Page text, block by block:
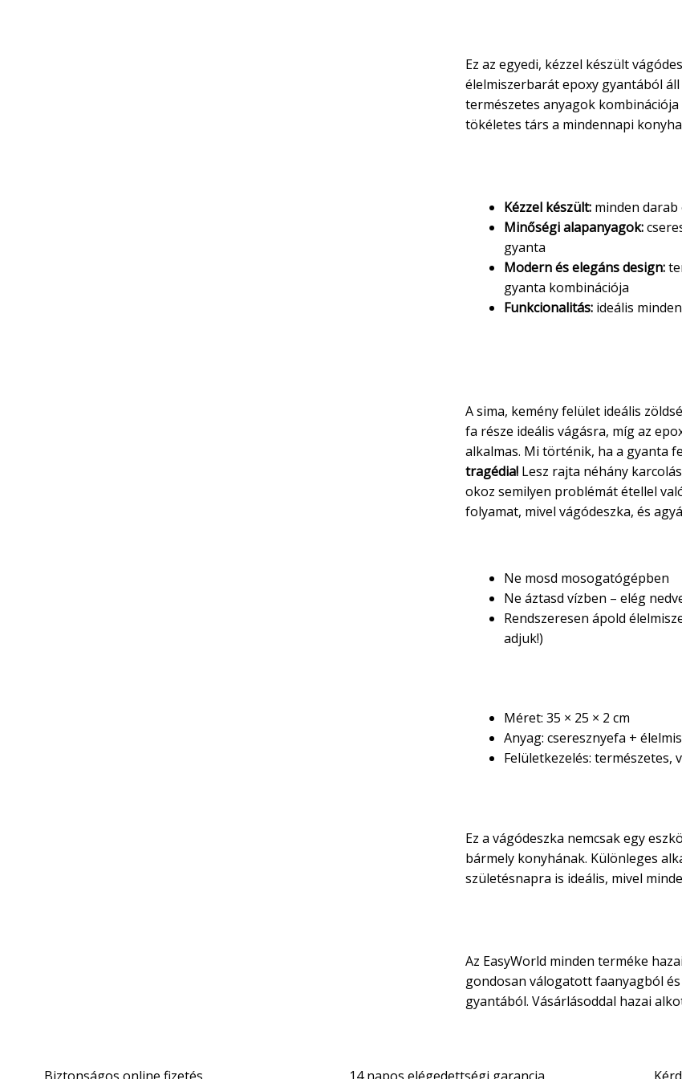
Ez az egyedi, kézzel készült
élelmiszerbarát epoxy gyantából áll
természetes anyagok
tökéletes társ a mindennapi
Kézzel készült: minden
Minőségi alapanyagok:
gyanta
Modern és elegáns design:
gyanta kombinációja
Funkcionalitás: ideális
A sima, kemény felület ideális
fa része ideális vágásra, míg az
alkalmas. Mi történik, ha a gyanta
tragédia! Lesz rajta néhány
okoz semilyen problémát étellel
folyamat, mivel vágódeszka, és
Ne mosd mosogatógépben
Ne áztasd vízben – elég
Rendszeresen ápold
adjuk!)
Méret: 35 × 25 × 2 cm
Anyag: cseresznyefa +
Felületkezelés: természetes,
Ez a vágódeszka nemcsak egy
bármely konyhának. Különleges
születésnapra is ideális, mivel
Az EasyWorld minden terméke
gondosan válogatott faanyagból
gyantából. Vásárlásoddal hazai